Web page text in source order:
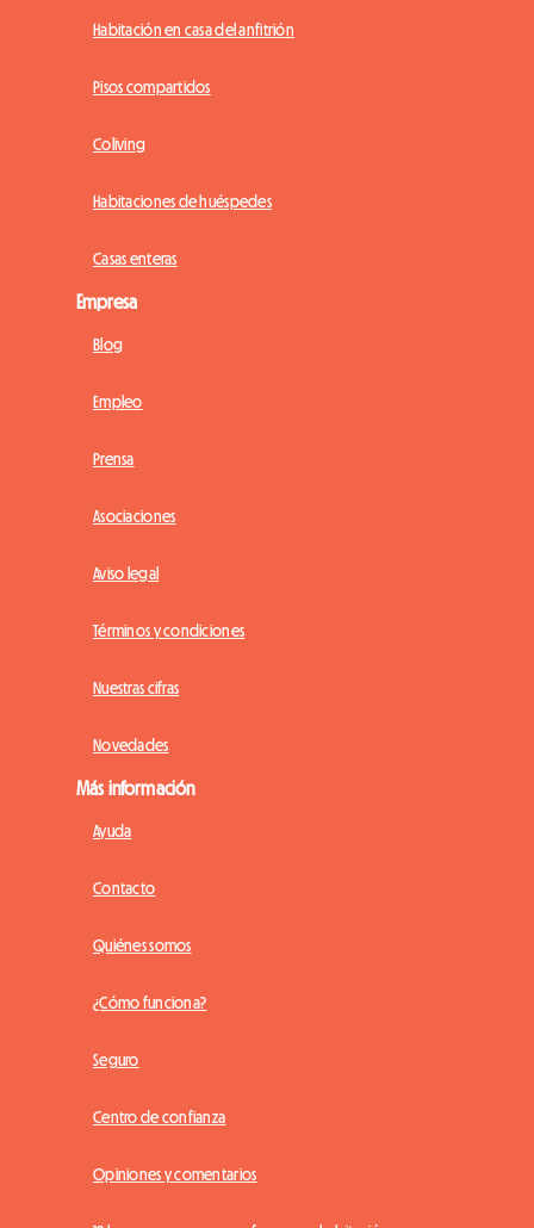
Habitación en casa del anfitrión
Pisos compartidos
Coliving
Habitaciones de huéspedes
Casas enteras
Empresa
Blog
Empleo
Prensa
Asociaciones
Aviso legal
Términos y condiciones
Nuestras cifras
Novedades
Más información
Ayuda
Contacto
Quiénes somos
¿Cómo funciona?
Seguro
Centro de confianza
Opiniones y comentarios